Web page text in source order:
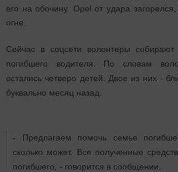
его на обочину. Opel от удара
огне.
Сейчас в соцсети волонтеры
погибшего водителя. По словам
остались четверо детей. Двое из них -
буквально месяц назад.
- Предлагаем помочь семье
сколько может. Все полученные
погибшего, - говорится в сообщении.